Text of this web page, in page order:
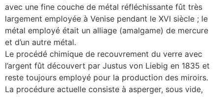
avec une fine couche de métal réfléchissante fût très
largement employée à Venise pendant le XVI siècle ; le
métal employé était un alliage (amalgame) de mercure
et d’un autre métal.
Le procédé chimique de recouvrement du verre avec
l’argent fût découvert par Justus von Liebig en 1835 et
reste toujours employé pour la production des miroirs.
La procédure actuelle consiste à asperger, sous vide,